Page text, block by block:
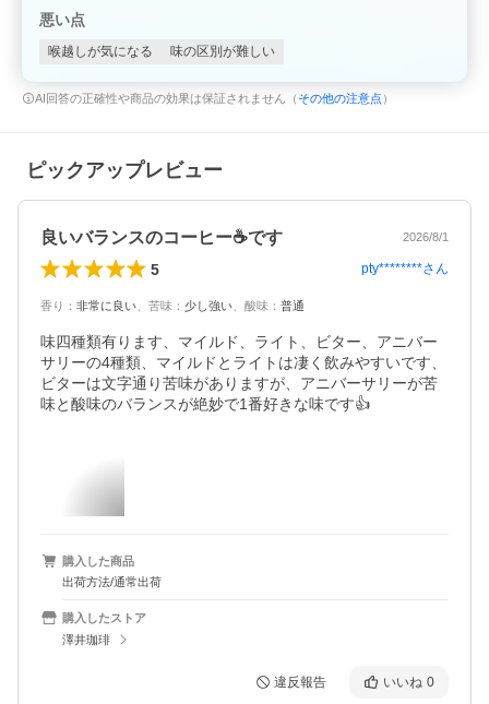
悪い点
喉越しが気になる 味の区別が難しい
AI回答の正確性や商品の効果は保証されません（ その他の注意点 ）
ピックアップレビュー
良いバランスのコーヒー☕️です 2026/8/1
5 pty********さん
香り ： 非常に良い 苦味 ： 少し強い 酸味 ： 普通
味四種類有ります、マイルド、ライト、ビター、アニバー
サリーの4種類、マイルドとライトは凄く飲みやすいです、
ビターは文字通り苦味がありますが、アニバーサリーが苦
味と酸味のバランスが絶妙で1番好きな味です👍
購入した商品
出荷方法/通常出荷
購入したストア
澤井珈琲
違反報告 いいね 0